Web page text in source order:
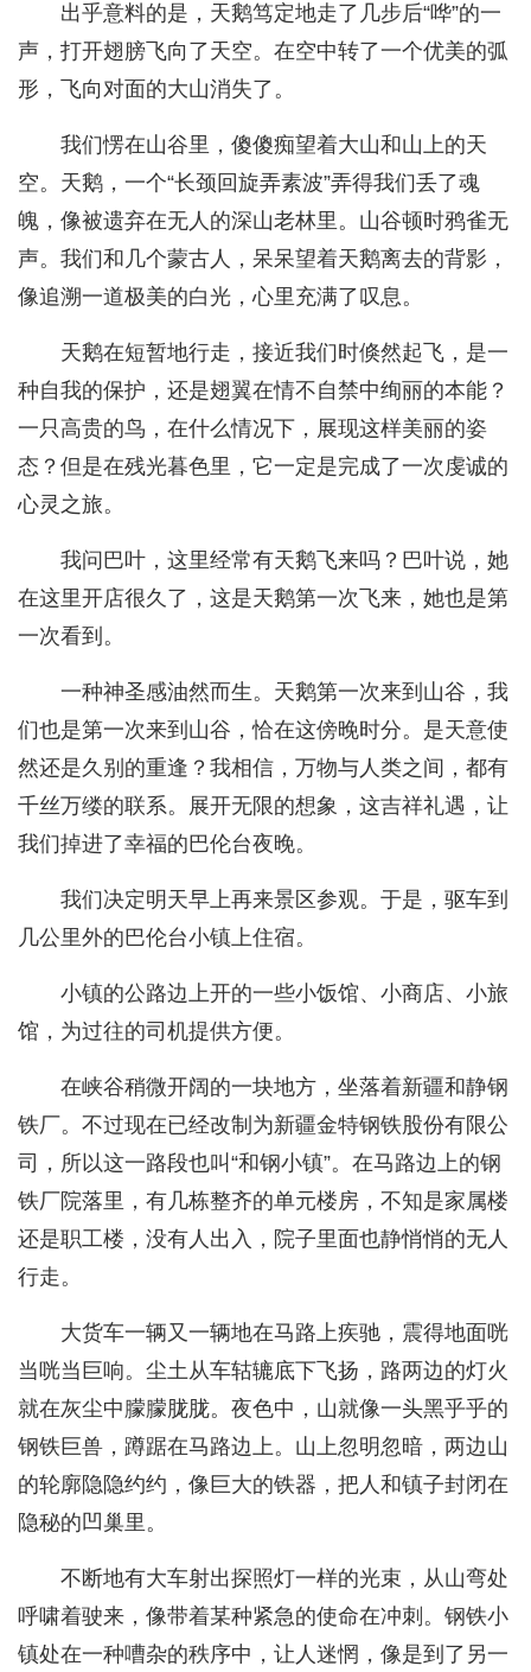
出乎意料的是，天鹅笃定地走了几步后“哗”的一
声，打开翅膀飞向了天空。在空中转了一个优美的弧
形，飞向对面的大山消失了。
我们愣在山谷里，傻傻痴望着大山和山上的天
空。天鹅，一个“长颈回旋弄素波”弄得我们丢了魂
魄，像被遗弃在无人的深山老林里。山谷顿时鸦雀无
声。我们和几个蒙古人，呆呆望着天鹅离去的背影，
像追溯一道极美的白光，心里充满了叹息。
天鹅在短暂地行走，接近我们时倏然起飞，是一
种自我的保护，还是翅翼在情不自禁中绚丽的本能？
一只高贵的鸟，在什么情况下，展现这样美丽的姿
态？但是在残光暮色里，它一定是完成了一次虔诚的
心灵之旅。
我问巴叶，这里经常有天鹅飞来吗？巴叶说，她
在这里开店很久了，这是天鹅第一次飞来，她也是第
一次看到。
一种神圣感油然而生。天鹅第一次来到山谷，我
们也是第一次来到山谷，恰在这傍晚时分。是天意使
然还是久别的重逢？我相信，万物与人类之间，都有
千丝万缕的联系。展开无限的想象，这吉祥礼遇，让
我们掉进了幸福的巴伦台夜晚。
我们决定明天早上再来景区参观。于是，驱车到
几公里外的巴伦台小镇上住宿。
小镇的公路边上开的一些小饭馆、小商店、小旅
馆，为过往的司机提供方便。
在峡谷稍微开阔的一块地方，坐落着新疆和静钢
铁厂。不过现在已经改制为新疆金特钢铁股份有限公
司，所以这一路段也叫“和钢小镇”。在马路边上的钢
铁厂院落里，有几栋整齐的单元楼房，不知是家属楼
还是职工楼，没有人出入，院子里面也静悄悄的无人
行走。
大货车一辆又一辆地在马路上疾驰，震得地面咣
当咣当巨响。尘土从车轱辘底下飞扬，路两边的灯火
就在灰尘中朦朦胧胧。夜色中，山就像一头黑乎乎的
钢铁巨兽，蹲踞在马路边上。山上忽明忽暗，两边山
的轮廓隐隐约约，像巨大的铁器，把人和镇子封闭在
隐秘的凹巢里。
不断地有大车射出探照灯一样的光束，从山弯处
呼啸着驶来，像带着某种紧急的使命在冲刺。钢铁小
镇处在一种嘈杂的秩序中，让人迷惘，像是到了另一